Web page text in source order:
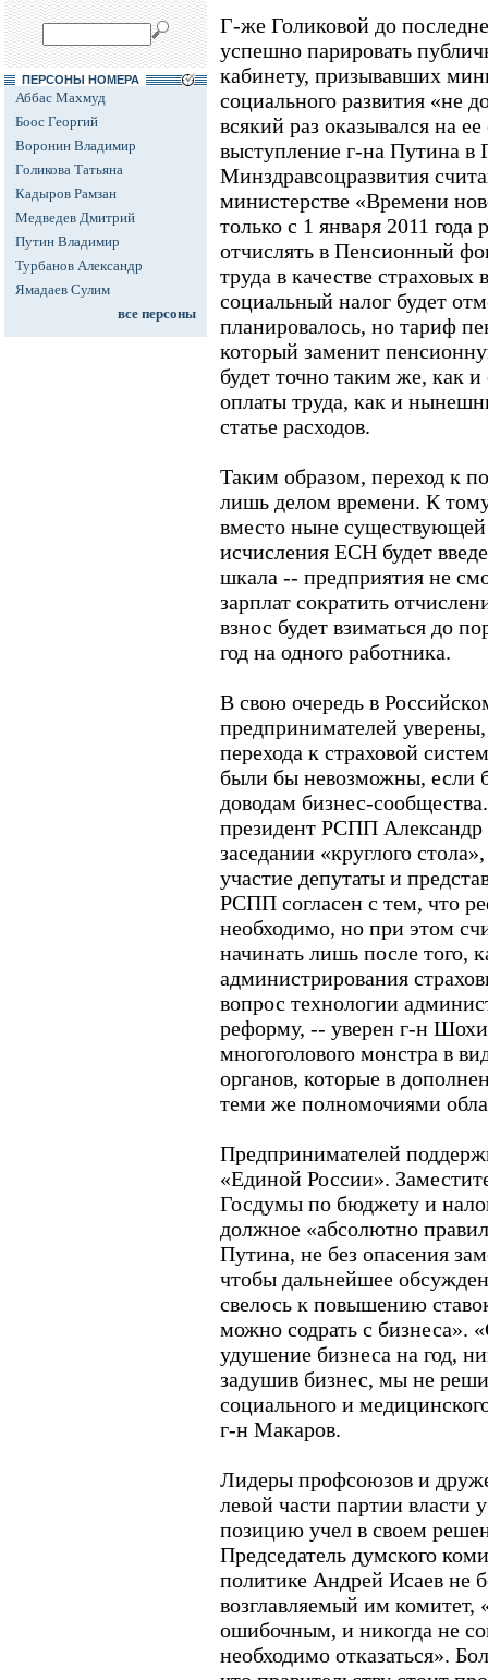
ПЕРСОНЫ НОМЕРА
Аббас Махмуд
Боос Георгий
Воронин Владимир
Голикова Татьяна
Кадыров Рамзан
Медведев Дмитрий
Путин Владимир
Турбанов Александр
Ямадаев Сулим
все персоны
Г-же Голиковой до
успешно парировать
кабинету, призывавших
социального развития «не
всякий раз оказывался на
выступление г-на Путина в
Минздравсоцразвития
министерстве «Времени
только с 1 января 2011 года
отчислять в Пенсионный
труда в качестве
социальный налог будет
планировалось, но тариф
который заменит
будет точно таким же, как
оплаты труда, как и
статье расходов.
Таким образом, переход к
лишь делом времени. К
вместо ныне
исчисления ЕСН будет
шкала -- предприятия не
зарплат сократить
взнос будет взиматься до
год на одного работника.
В свою очередь в
предпринимателей
перехода к страховой
были бы невозможны, если
доводам бизнес-
президент РСПП
заседании «круглого
участие депутаты и
РСПП согласен с тем, что
необходимо, но при этом
начинать лишь после того,
администрирования
вопрос технологии
реформу, -- уверен г-н
многоголового монстра в
органов, которые в
теми же полномочиями
Предпринимателей
«Единой России».
Госдумы по бюджету и
должное «абсолютно
Путина, не без опасения
чтобы дальнейшее
свелось к повышению
можно содрать с бизнеса».
удушение бизнеса на год,
задушив бизнес, мы не
социального и
г-н Макаров.
Лидеры профсоюзов и
левой части партии
позицию учел в своем
Председатель думского
политике Андрей Исаев не
возглавляемый им комитет,
ошибочным, и никогда не
необходимо отказаться».